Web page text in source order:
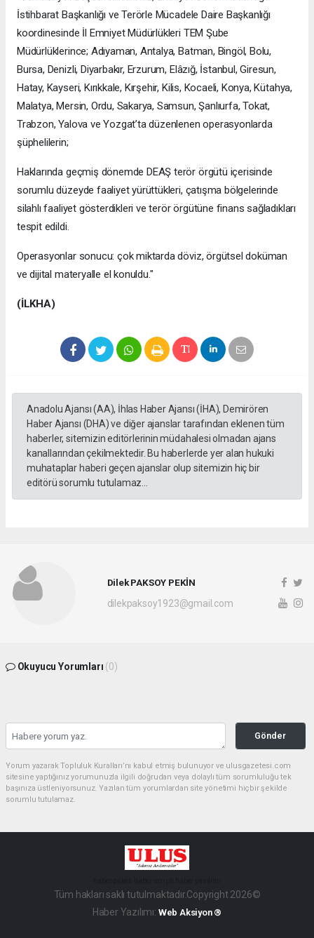
İstihbarat Başkanlığı ve Terörle Mücadele Daire Başkanlığı
koordinesinde İl Emniyet Müdürlükleri TEM Şube
Müdürlüklerince; Adıyaman, Antalya, Batman, Bingöl, Bolu,
Bursa, Denizli, Diyarbakır, Erzurum, Elâzığ, İstanbul, Giresun,
Hatay, Kayseri, Kırıkkale, Kırşehir, Kilis, Kocaeli, Konya, Kütahya,
Malatya, Mersin, Ordu, Sakarya, Samsun, Şanlıurfa, Tokat,
Trabzon, Yalova ve Yozgat’ta düzenlenen operasyonlarda
şüphelilerin;
Haklarında geçmiş dönemde DEAŞ terör örgütü içerisinde
sorumlu düzeyde faaliyet yürüttükleri, çatışma bölgelerinde
silahlı faaliyet gösterdikleri ve terör örgütüne finans sağladıkları
tespit edildi.
Operasyonlar sonucu: çok miktarda döviz, örgütsel doküman
ve dijital materyalle el konuldu."
(İLKHA)
Anadolu Ajansı (AA), İhlas Haber Ajansı (İHA), Demirören
Haber Ajansı (DHA) ve diğer ajanslar tarafından eklenen tüm
haberler, sitemizin editörlerinin müdahalesi olmadan ajans
kanallarından çekilmektedir. Bu haberlerde yer alan hukuki
muhataplar haberi geçen ajanslar olup sitemizin hiç bir
editörü sorumlu tutulamaz...
Dilek PAKSOY PEKİN
dilekpaksoy1923@gmail.com
Okuyucu Yorumları (0)
Gönder
Yorum yazarak Topluluk Kuralları’nı kabul etmiş bulunuyor ve ulusgazetesi.com
sitesine yaptığınız yorumunuzla ilgili doğrudan veya dolaylı tüm sorumluluğu tek
başınıza üstleniyorsunuz. Yazılan tüm yorumlardan site yönetimi hiçbir şekilde
sorumlu tutulamaz.
Tüm hakları saklı tutulmaktadır.Copyright 2026©
Haber Yazılımı: Web Aksiyon ®